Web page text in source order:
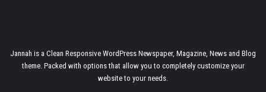
Jannah is a Clean Responsive WordPress Newspaper, Magazine, News and Blog
theme. Packed with options that allow you to completely customize your
website to your needs.